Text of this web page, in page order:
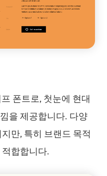
폰트로, 첫눈에 현대
을 제공합니다. 다양
만, 특히 브랜드 목적
합합니다.